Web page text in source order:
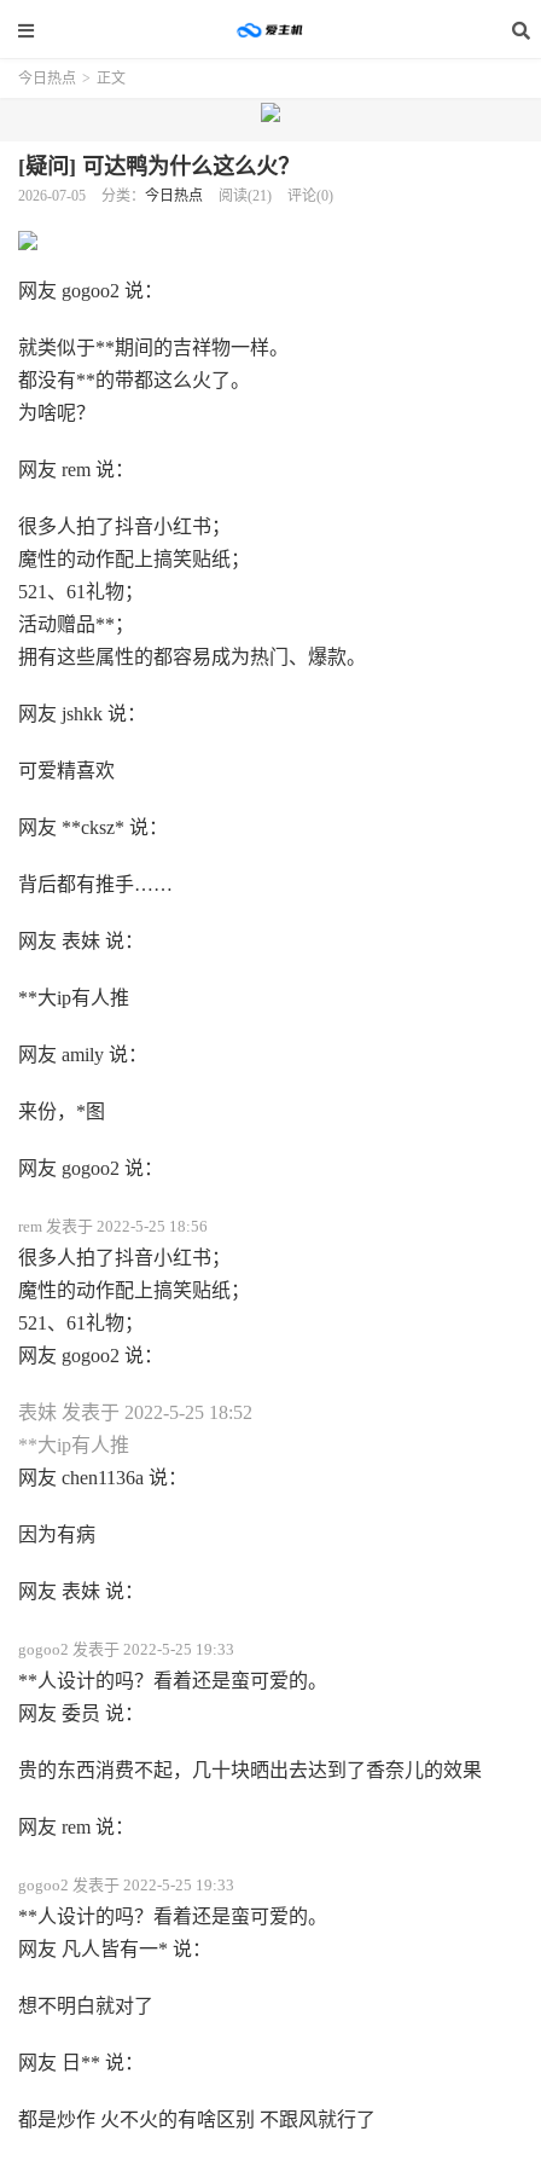
今日热点 > 正文
[疑问] 可达鸭为什么这么火？
2026-07-05 分类： 今日热点 阅读(21) 评论(0)
网友 gogoo2 说：
就类似于**期间的吉祥物一样。
都没有**的带都这么火了。
为啥呢？
网友 rem 说：
很多人拍了抖音小红书；
魔性的动作配上搞笑贴纸；
521、61礼物；
活动赠品**；
拥有这些属性的都容易成为热门、爆款。
网友 jshkk 说：
可爱精喜欢
网友 **cksz* 说：
背后都有推手……
网友 表妹 说：
**大ip有人推
网友 amily 说：
来份，*图
网友 gogoo2 说：
rem 发表于 2022-5-25 18:56
很多人拍了抖音小红书；
魔性的动作配上搞笑贴纸；
521、61礼物；
网友 gogoo2 说：
表妹 发表于 2022-5-25 18:52
**大ip有人推
网友 chen1136a 说：
因为有病
网友 表妹 说：
gogoo2 发表于 2022-5-25 19:33
**人设计的吗？看着还是蛮可爱的。
网友 委员 说：
贵的东西消费不起，几十块晒出去达到了香奈儿的效果
网友 rem 说：
gogoo2 发表于 2022-5-25 19:33
**人设计的吗？看着还是蛮可爱的。
网友 凡人皆有一* 说：
想不明白就对了
网友 日** 说：
都是炒作 火不火的有啥区别 不跟风就行了